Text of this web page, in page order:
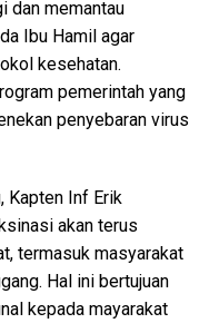
dan memantau
Ibu Hamil agar
kesehatan.
pemerintah yang
penyebaran virus
Kapten Inf Erik
akan terus
termasuk masyarakat
Hal ini bertujuan
kepada mayarakat